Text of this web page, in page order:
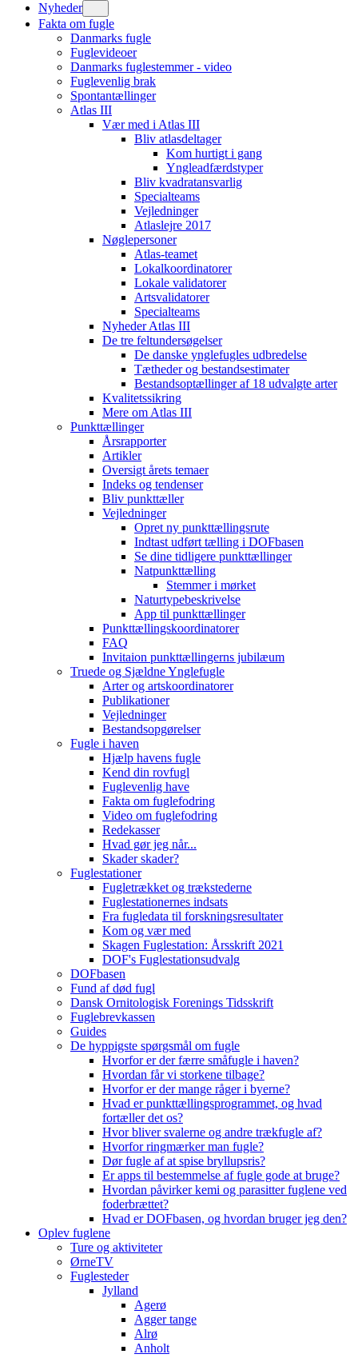
Nyheder
Fakta om fugle
Danmarks fugle
Fuglevideoer
Danmarks fuglestemmer - video
Fuglevenlig brak
Spontantællinger
Atlas III
Vær med i Atlas III
Bliv atlasdeltager
Kom hurtigt i gang
Yngleadfærdstyper
Bliv kvadratansvarlig
Specialteams
Vejledninger
Atlaslejre 2017
Nøglepersoner
Atlas-teamet
Lokalkoordinatorer
Lokale validatorer
Artsvalidatorer
Specialteams
Nyheder Atlas III
De tre feltundersøgelser
De danske ynglefugles udbredelse
Tætheder og bestandsestimater
Bestandsoptællinger af 18 udvalgte arter
Kvalitetssikring
Mere om Atlas III
Punkttællinger
Årsrapporter
Artikler
Oversigt årets temaer
Indeks og tendenser
Bliv punkttæller
Vejledninger
Opret ny punkttællingsrute
Indtast udført tælling i DOFbasen
Se dine tidligere punkttællinger
Natpunkttælling
Stemmer i mørket
Naturtypebeskrivelse
App til punkttællinger
Punkttællingskoordinatorer
FAQ
Invitaion punkttællingerns jubilæum
Truede og Sjældne Ynglefugle
Arter og artskoordinatorer
Publikationer
Vejledninger
Bestandsopgørelser
Fugle i haven
Hjælp havens fugle
Kend din rovfugl
Fuglevenlig have
Fakta om fuglefodring
Video om fuglefodring
Redekasser
Hvad gør jeg når...
Skader skader?
Fuglestationer
Fugletrækket og trækstederne
Fuglestationernes indsats
Fra fugledata til forskningsresultater
Kom og vær med
Skagen Fuglestation: Årsskrift 2021
DOF's Fuglestationsudvalg
DOFbasen
Fund af død fugl
Dansk Ornitologisk Forenings Tidsskrift
Fuglebrevkassen
Guides
De hyppigste spørgsmål om fugle
Hvorfor er der færre småfugle i haven?
Hvordan får vi storkene tilbage?
Hvorfor er der mange råger i byerne?
Hvad er punkttællingsprogrammet, og hvad
fortæller det os?
Hvor bliver svalerne og andre trækfugle af?
Hvorfor ringmærker man fugle?
Dør fugle af at spise bryllupsris?
Er apps til bestemmelse af fugle gode at bruge?
Hvordan påvirker kemi og parasitter fuglene ved
foderbrættet?
Hvad er DOFbasen, og hvordan bruger jeg den?
Oplev fuglene
Ture og aktiviteter
ØrneTV
Fuglesteder
Jylland
Agerø
Agger tange
Alrø
Anholt